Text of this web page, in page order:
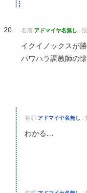
名前:アドマイヤ名無し :
イクイノックスが
パワハラ調教師の
名前:アドマイヤ名無し :
わかる…